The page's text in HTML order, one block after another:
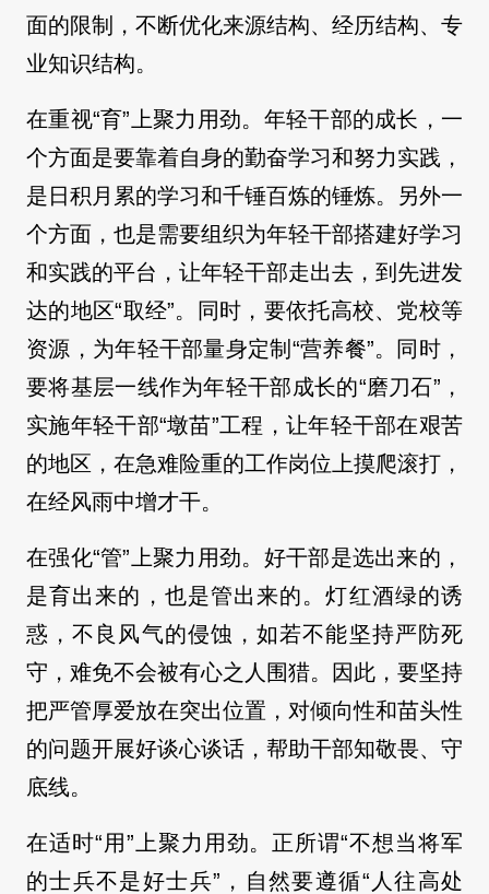
面的限制，不断优化来源结构、经历结构、专
业知识结构。
在重视“育”上聚力用劲。年轻干部的成长，一
个方面是要靠着自身的勤奋学习和努力实践，
是日积月累的学习和千锤百炼的锤炼。另外一
个方面，也是需要组织为年轻干部搭建好学习
和实践的平台，让年轻干部走出去，到先进发
达的地区“取经”。同时，要依托高校、党校等
资源，为年轻干部量身定制“营养餐”。同时，
要将基层一线作为年轻干部成长的“磨刀石”，
实施年轻干部“墩苗”工程，让年轻干部在艰苦
的地区，在急难险重的工作岗位上摸爬滚打，
在经风雨中增才干。
在强化“管”上聚力用劲。好干部是选出来的，
是育出来的，也是管出来的。灯红酒绿的诱
惑，不良风气的侵蚀，如若不能坚持严防死
守，难免不会被有心之人围猎。因此，要坚持
把严管厚爱放在突出位置，对倾向性和苗头性
的问题开展好谈心谈话，帮助干部知敬畏、守
底线。
在适时“用”上聚力用劲。正所谓“不想当将军
的士兵不是好士兵”，自然要遵循“人往高处